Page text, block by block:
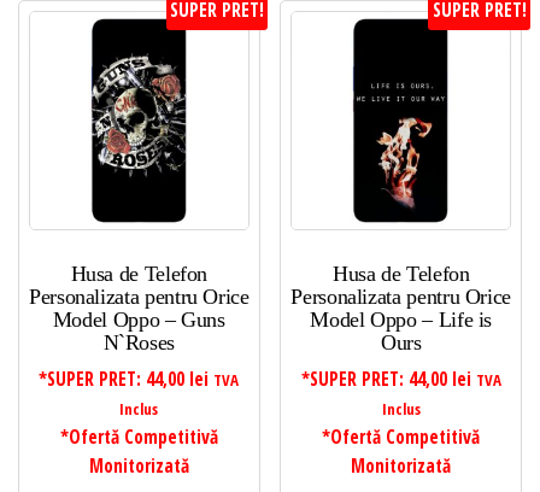
SUPER PRET!
Husa de Telefon
Personalizata pentru Orice
Model Oppo – Guns
N`Roses
*SUPER PRET: 44,00 lei TVA
Inclus
*Ofertă Competitivă
Monitorizată
SUPER PRET!
Husa de Telefon
Personalizata pentru Orice
Model Oppo – Life is
Ours
*SUPER PRET: 44,00 lei TVA
Inclus
*Ofertă Competitivă
Monitorizată